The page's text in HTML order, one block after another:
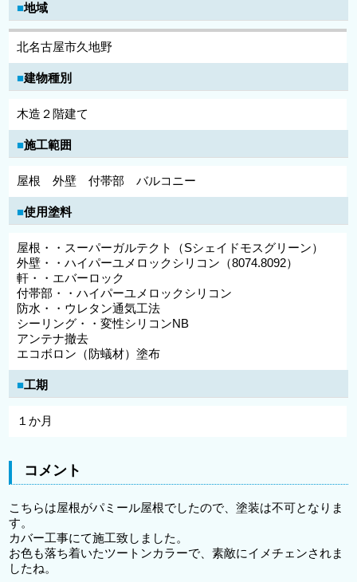
地域
北名古屋市久地野
建物種別
木造２階建て
施工範囲
屋根 外壁 付帯部 バルコニー
使用塗料
屋根・・スーパーガルテクト（Sシェイドモスグリーン）
外壁・・ハイパーユメロックシリコン（8074.8092）
軒・・エバーロック
付帯部・・ハイパーユメロックシリコン
防水・・ウレタン通気工法
シーリング・・変性シリコンNB
アンテナ撤去
エコボロン（防蟻材）塗布
工期
１か月
コメント
こちらは屋根がパミール屋根でしたので、塗装は不可となりま
す。
カバー工事にて施工致しました。
お色も落ち着いたツートンカラーで、素敵にイメチェンされま
したね。